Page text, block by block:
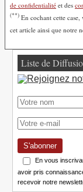
de confidentialité et des
(**) En cochant cette
cet article ainsi que notre
Liste de
S'abonner
En vous
avoir pris
recevoir notre